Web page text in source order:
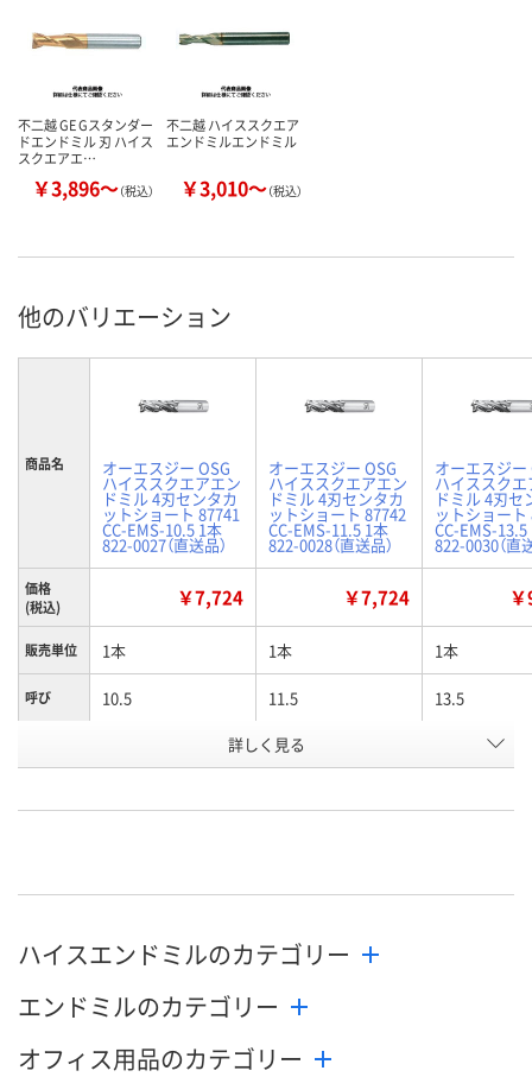
不二越 GE Gスタンダー
ドエンドミル 刃 ハイス
スクエアエ…
￥3,896～（税込）
不二越 ハイススクエア
エンドミルエンドミル
￥3,010～（税込）
他のバリエーション
商品名 オーエスジー OSG
ハイススクエアエン
ドミル 4刃センタカ
ットショート 87741
CC-EMS-10.5 1本
822-0027（直送品）
オーエスジー OSG
ハイススクエアエン
ドミル 4刃センタカ
ットショート 87742
CC-EMS-11.5 1本
822-0028（直送品）
オーエスジー
ハイススク
ドミル 4刃セ
ットショート
CC-EMS-13.5
822-0030（直
価格
(税込)
￥7,724 ￥7,724
販売単位 1本 1本 1本
呼び 10.5 11.5 13.5
EA61119 EA61124
カゴへ カゴへ
詳しく見る
ハイスエンドミルのカテゴリー
エンドミルのカテゴリー
オフィス用品のカテゴリー